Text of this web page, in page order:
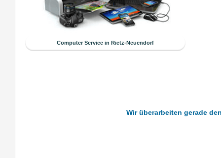
Computer Service in Rietz-Neuendorf
Wir überarbeiten gerade